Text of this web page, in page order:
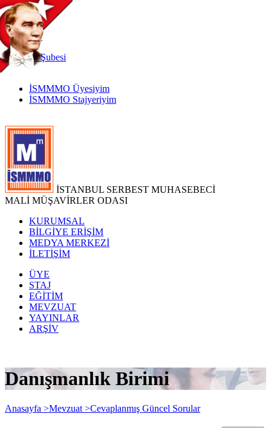
TR
|
EN
İnternetŞubesi
İSMMMO Üyesiyim
İSMMMO Stajyeriyim
İSTANBUL SERBEST MUHASEBECİ
MALİ MÜŞAVİRLER ODASI
KURUMSAL
BİLGİYE ERİŞİM
MEDYA MERKEZİ
İLETİŞİM
ÜYE
STAJ
EĞİTİM
MEVZUAT
YAYINLAR
ARŞİV
Danışmanlık Birimi
Anasayfa >Mevzuat >Cevaplanmış Güncel Sorular